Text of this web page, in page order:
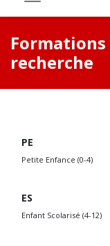
Formations
recherche
PE
Petite Enfance (0-4)
ES
Enfant Scolarisé (4-12)